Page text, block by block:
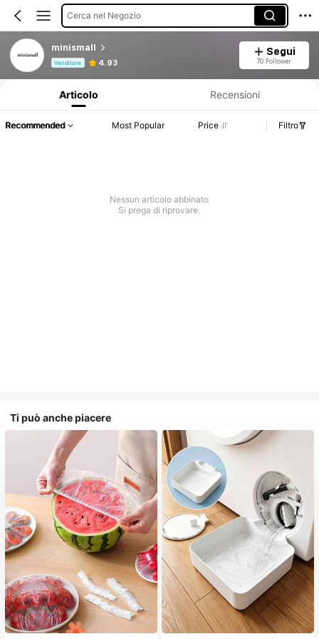
Cerca nel Negozio
minismall
Venditore 4.93
Segui
70 Follower
Articolo Recensioni
Recommended Most Popular Price Filtro
Nessun articolo abbinato
Si prega di riprovare.
Ti può anche piacere